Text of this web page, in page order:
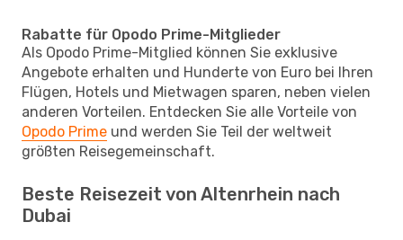
Rabatte für Opodo Prime-Mitglieder
Als Opodo Prime-Mitglied können Sie exklusive
Angebote erhalten und Hunderte von Euro bei Ihren
Flügen, Hotels und Mietwagen sparen, neben vielen
anderen Vorteilen. Entdecken Sie alle Vorteile von
Opodo Prime und werden Sie Teil der weltweit
größten Reisegemeinschaft.
Beste Reisezeit von Altenrhein nach
Dubai